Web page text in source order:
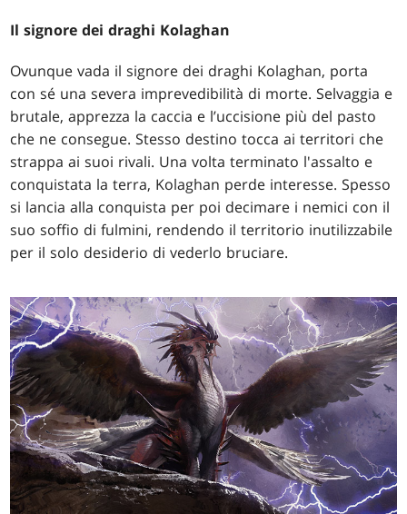
Il signore dei draghi Kolaghan
Ovunque vada il signore dei draghi Kolaghan, porta
con sé una severa imprevedibilità di morte. Selvaggia e
brutale, apprezza la caccia e l’uccisione più del pasto
che ne consegue. Stesso destino tocca ai territori che
strappa ai suoi rivali. Una volta terminato l'assalto e
conquistata la terra, Kolaghan perde interesse. Spesso
si lancia alla conquista per poi decimare i nemici con il
suo soffio di fulmini, rendendo il territorio inutilizzabile
per il solo desiderio di vederlo bruciare.